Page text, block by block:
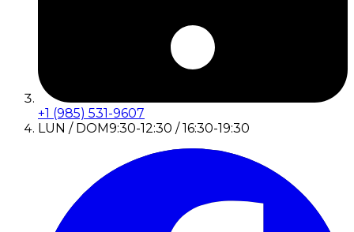
+1 (985) 531-9607
LUN / DOM9:30-12:30 / 16:30-19:30